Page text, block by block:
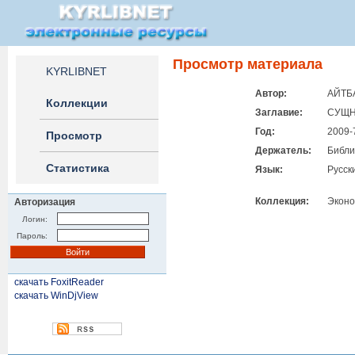
KYRLIBNET
Коллекции
Просмотр
Статистика
Авторизация
Логин:
Пароль:
скачать FoxitReader
скачать WinDjView
Просмотр материала
Автор:
Заглавие:
Год:
2009-
Держатель:
Язык:
Коллекция: